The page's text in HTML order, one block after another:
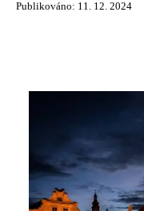
Publikováno: 11. 12. 2024